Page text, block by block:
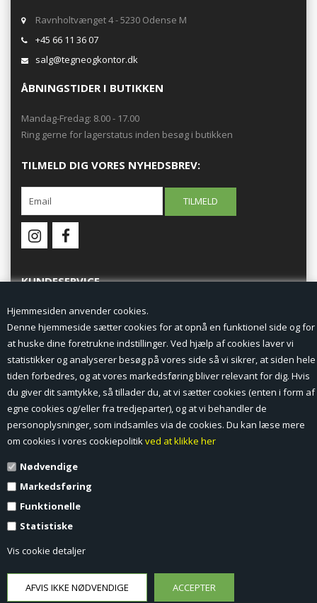
Hjemmesiden anvender cookies.
Denne hjemmeside sætter cookies for at opnå en funktionel side og for
at huske dine foretrukne indstillinger. Ved hjælp af cookies laver vi
statistikker og analyserer besøg på vores side så vi sikrer, at siden hele
tiden forbedres, og at vores markedsføring bliver relevant for dig. Hvis
du giver dit samtykke, så tillader du, at vi sætter cookies (enten i form af
egne cookies og/eller fra tredjeparter), og at vi behandler de
personoplysninger, som indsamles via de cookies. Du kan læse mere
om cookies i vores cookiepolitikved at klikke her
Nødvendige
Markedsføring
Funktionelle
Statistiske
Vis cookie detaljer
Ravnholtvænget 4 - 5230 Odense M
+45 66 11 36 07
salg@tegneogkontor.dk
ÅBNINGSTIDER I BUTIKKEN
Mandag-Fredag: 8.00 - 17.00
Ring gerne for lagerstatus inden besøg i butikken
TILMELD DIG VORES NYHEDSBREV:
KUNDESERVICE
Forside
Min Konto
Nyheder
Vilkår og betingelser
Profil
Erhverv log ind (B2B)
Kontakt
Favorit
Fortrydelsesformular